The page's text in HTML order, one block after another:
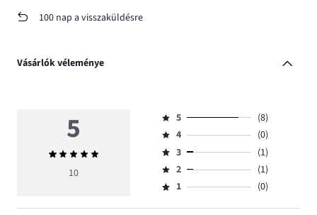
100 nap a visszaküldésre
Vásárlók véleménye
5
Átlagos
értékelés
10
Osztályzat
5,
szavazatok
száma
8.
5
(8)
Osztályzat
4,
szavazatok
száma
4
(0)
Osztályzat
3,
szavazatok
3
(1)
Osztályzat
2,
2
(1)
Osztályzat
1,
1 (0)